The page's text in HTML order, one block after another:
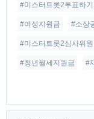
#미스터트롯2투표하기
#여성지원금 #소상
#미스터트롯2심사위원
#청년월세지원금 #